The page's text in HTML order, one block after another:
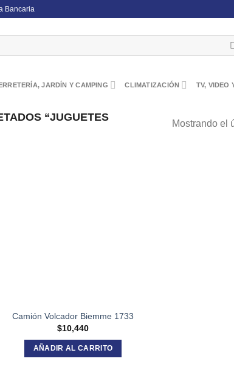
Bancaria
JARDÍN Y CAMPING CLIMATIZACIÓN TV, VIDEO
“JUGUETES
Mostrando el
Camión Volcador Biemme 1733
$10,440
AÑADIR AL CARRITO